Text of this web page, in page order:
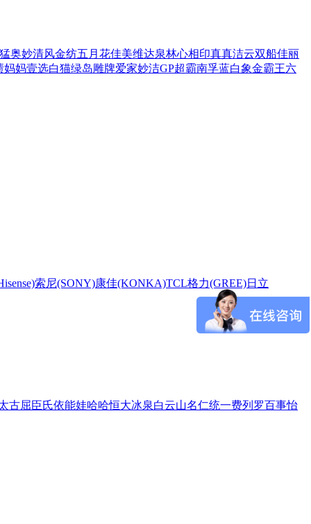
奥妙清风金纺五月花佳美维达泉林心相印真真洁云双船佳丽
妈妈壹选白猫绿岛雕牌爱家妙洁GP超霸南孚蓝白象金霸王六
索尼(SONY)康佳(KONKA)TCL格力(GREE)日立
古屈臣氏依能娃哈哈恒大冰泉白云山名仁统一费列罗百事怡